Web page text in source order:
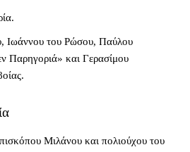
Ιωάννου του Ρώσου, Παύλου
Παρηγοριά» και Γερασίμου
Μιλάνου και πολιούχου του